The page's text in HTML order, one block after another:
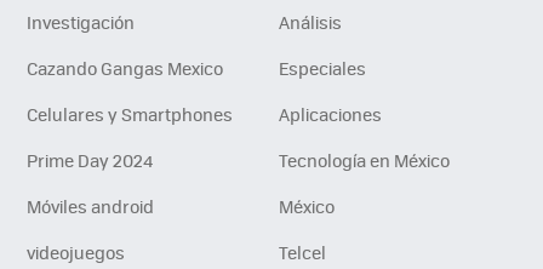
Investigación
Análisis
Cazando Gangas Mexico
Especiales
Celulares y Smartphones
Aplicaciones
Prime Day 2024
Tecnología en México
Móviles android
México
videojuegos
Telcel